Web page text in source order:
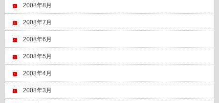
2008年8月
2008年7月
2008年6月
2008年5月
2008年4月
2008年3月